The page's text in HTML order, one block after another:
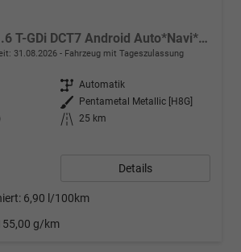
Silver Facelift 1.6 T-GDi DCT7 Android Auto*Navi*SHZ*Kamera*2Z-Klimaauto*PrivacyGlas
31.08.2026 Fahrzeug mit Tageszulassung
Getriebe Automatik
Außenfarbe
Pentametal Metallic [H8G]
Kilometerstand
25 km
Details
6,90 l/100km
g/km